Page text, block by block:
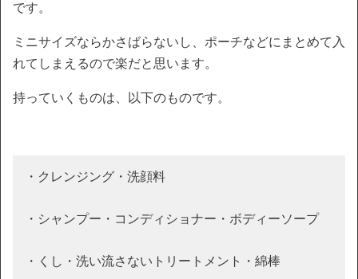
です。
ミニサイズならかさばらないし、ポーチなどにまとめて入
れてしまえるので楽だと思います。
持っていくものは、以下のものです。
・クレンジング・洗顔料
・シャンプー・コンディショナー・ボディーソープ
・くし・洗い流さないトリートメント・綿棒